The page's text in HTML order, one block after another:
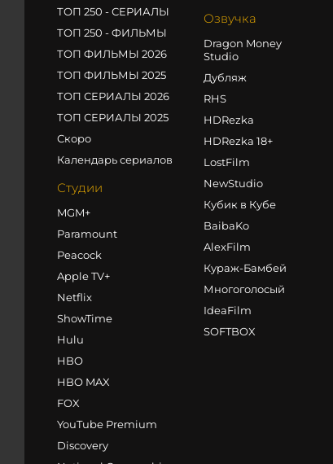
ТОП 250 - СЕРИАЛЫ
ТОП 250 - ФИЛЬМЫ
ТОП ФИЛЬМЫ 2026
ТОП ФИЛЬМЫ 2025
ТОП СЕРИАЛЫ 2026
ТОП СЕРИАЛЫ 2025
Скоро
Календарь сериалов
Студии
MGM+
Paramount
Peacock
Apple TV+
Netflix
ShowTime
Hulu
HBO
HBO MAX
FOX
YouTube Premium
Discovery
Озвучка
Dragon Money
Studio
Дубляж
RHS
HDRezka
HDRezka 18+
LostFilm
NewStudio
Кубик в Кубе
BaibaKo
AlexFilm
Кураж-Бамбей
Многоголосый
IdeaFilm
SOFTBOX